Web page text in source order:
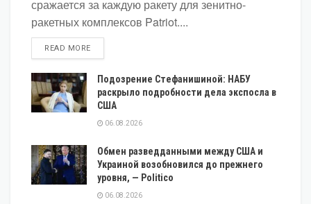
сражается за каждую ракету для зенитно-
ракетных комплексов Patriot....
READ MOREDETAILS
Подозрение Стефанишиной: НАБУ
раскрыло подробности дела экспосла в
США
06.08.2026
Обмен разведданными между США и
Украиной возобновился до прежнего
уровня, — Politico
06.08.2026